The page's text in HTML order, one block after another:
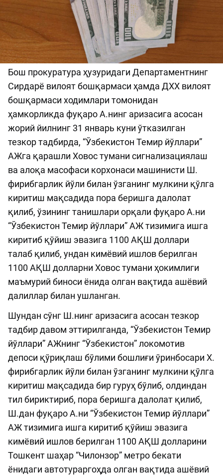
Бош прокуратура ҳузуридаги Департаментнинг
Сирдарё вилоят бошқармаси ҳамда ДХХ вилоят
бошқармаси ходимлари томонидан
ҳамкорликда фуқаро А.нинг аризасига асосан
жорий йилнинг 31 январь куни ўтказилган
тезкор тадбирда, “Ўзбекистон Темир йўллари”
АЖга қарашли Ховос тумани сигнализациялаш
ва алоқа масофаси корхонаси машинисти Ш.
фирибгарлик йўли билан ўзганинг мулкини қўлга
киритиш мақсадида пора беришга далолат
қилиб, ўзининг танишлари орқали фуқаро А.ни
“Ўзбекистон Темир йўллари” АЖ тизимига ишга
киритиб қўйиш эвазига 1100 АҚШ доллари
талаб қилиб, ундан кимёвий ишлов берилган
1100 АҚШ долларни Ховос тумани ҳокимлиги
маъмурий биноси ёнида олган вақтида ашёвий
далиллар билан ушланган.
Шундан сўнг Ш.нинг аризасига асосан тезкор
тадбир давом эттирилганда, “Ўзбекистон Темир
йўллари” АЖнинг “Ўзбекистон” локомотив
депоси қўриқлаш бўлими бошлиғи ўринбосари Х.
фирибгарлик йўли билан ўзганинг мулкини қўлга
киритиш мақсадида бир гуруҳ бўлиб, олдиндан
тил бириктириб, пора беришга далолат қилиб,
Ш.дан фуқаро А.ни “Ўзбекистон Темир йўллари”
АЖ тизимига ишга киритиб қўйиш эвазига
кимёвий ишлов берилган 1100 АҚШ долларини
Тошкент шаҳар “Чилонзор” метро бекати
ёнидаги автотураргоҳда олган вақтида ашёвий